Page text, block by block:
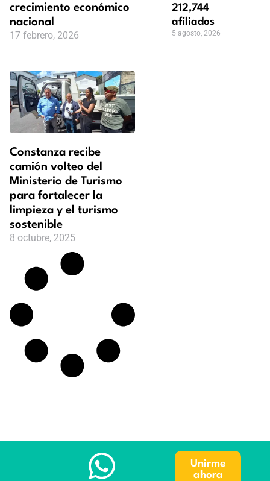
crecimiento económico
nacional
17 febrero, 2026
Constanza recibe
camión volteo del
Ministerio de Turismo
para fortalecer la
limpieza y el turismo
sostenible
8 octubre, 2025
212,744
afiliados
5 agosto, 2026
Unirme
ahora